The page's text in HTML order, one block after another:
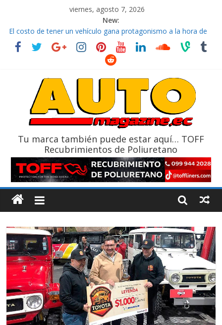
viernes, agosto 7, 2026
New:
El costo de tener un vehículo gana protagonismo a la hora de
decidir
Ultima película ‘Spider‑Man: Brand New Day’ pone en escena a
La Vuelta al Ecuador 2026, edición 47ª, recorre 7 provincias en 8
La FEDAK recibe 12 Sinotruk Bolden para cubrir las rutas de La
Tu marca también puede estar aquí… TOFF
Recubrimientos de Poliuretano